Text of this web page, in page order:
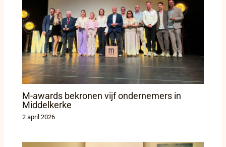
M-awards bekronen vijf ondernemers in
Middelkerke
2 april 2026